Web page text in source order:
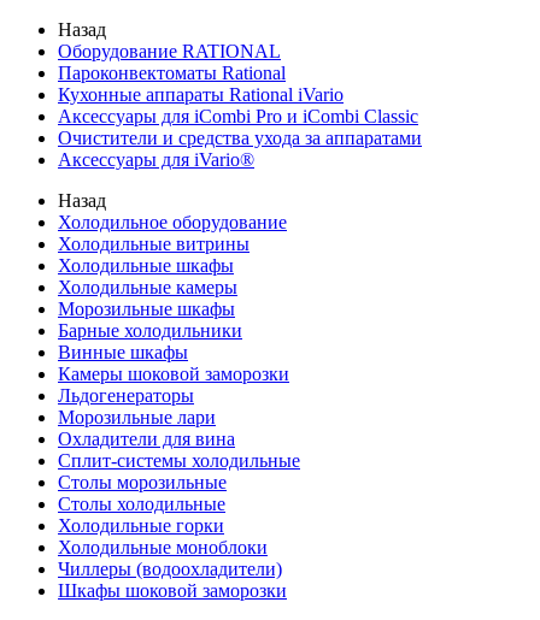
Назад
Оборудование RATIONAL
Пароконвектоматы Rational
Кухонные аппараты Rational iVario
Аксессуары для iCombi Pro и iCombi Classic
Очистители и средства ухода за аппаратами
Аксессуары для iVario®
Назад
Холодильное оборудование
Холодильные витрины
Холодильные шкафы
Холодильные камеры
Морозильные шкафы
Барные холодильники
Винные шкафы
Камеры шоковой заморозки
Льдогенераторы
Морозильные лари
Охладители для вина
Сплит-системы холодильные
Столы морозильные
Столы холодильные
Холодильные горки
Холодильные моноблоки
Чиллеры (водоохладители)
Шкафы шоковой заморозки